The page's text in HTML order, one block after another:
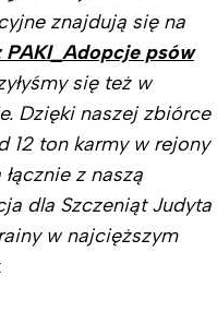
znajdują się na
PAKI_Adopcje psów
się też w
Dzięki naszej zbiórce
12 ton karmy w rejony
z naszą
dla Szczeniąt Judyta
w najcięższym